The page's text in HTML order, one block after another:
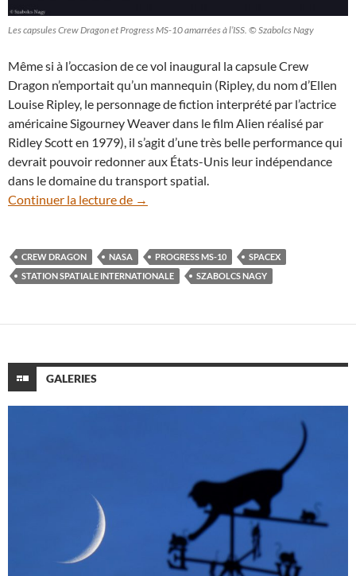
Les capsules Crew Dragon et Progress MS-10 amarrées à l’ISS. © Szabolcs Nagy
Même si à l’occasion de ce vol inaugural la capsule Crew
Dragon n’emportait qu’un mannequin (Ripley, du nom d’Ellen
Louise Ripley, le personnage de fiction interprété par l’actrice
américaine Sigourney Weaver dans le film Alien réalisé par
Ridley Scott en 1979), il s’agit d’une très belle performance qui
devrait pouvoir redonner aux États-Unis leur indépendance
dans le domaine du transport spatial.
Continuer la lecture de Vue de la Terre, la capsule Crew Dragon
→
CREW DRAGON NASA PROGRESS MS-10
SPACEX
STATION SPATIALE INTERNATIONALE
SZABOLCS NAGY
GALERIES